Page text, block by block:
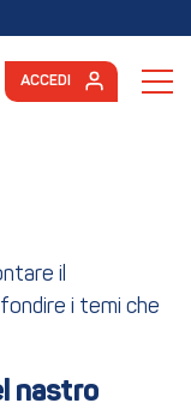
ACCEDI
il
i temi che
nastro